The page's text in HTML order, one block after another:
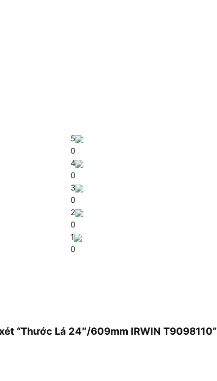
5
0
4
0
3
0
2
0
1
0
“Thước Lá 24″/609mm IRWIN T9098110”